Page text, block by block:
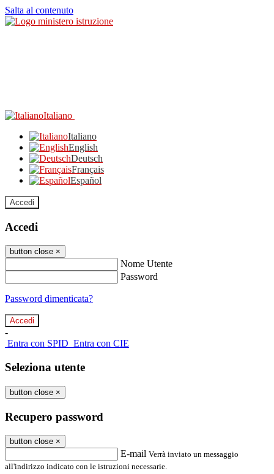
Salta al contenuto
Italiano
Italiano
English
Deutsch
Français
Español
Accedi
Accedi
button close ×
Nome Utente
Password
Password dimenticata?
-
Entra con SPID Entra con CIE
Seleziona utente
button close ×
Recupero password
button close ×
E-mail Verrà inviato un messaggio
all'indirizzo indicato con le istruzioni necessarie.